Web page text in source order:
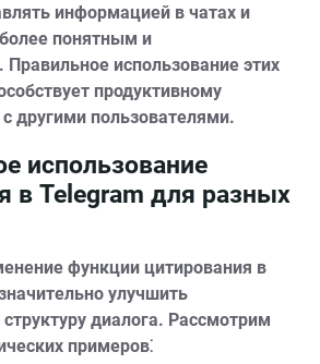
информацией в чатах и
понятным и
использование этих
продуктивному
другими пользователями.
использование
в Telegram для разных
функции цитирования в
улучшить
диалога. Рассмотрим
примеров⁚